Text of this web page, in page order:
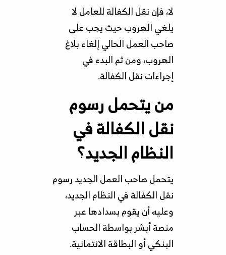
لا، فإن نقل الكفالة للعامل لا
يلغي الهروب حيث يجب على
صاحب العمل الحالي إلغاء بلاغ
الهروب، ومن ثم البدء في
إجراءات نقل الكفالة.
من يتحمل رسوم
نقل الكفالة في
النظام الجديد؟
يتحمل صاحب العمل الجديد رسوم
نقل الكفالة في النظام الجديد،
وعليه أن يقوم بسدادها عبر
منصة أبشر بواسطة الحساب
البنكي أو البطاقة الائتمانية.